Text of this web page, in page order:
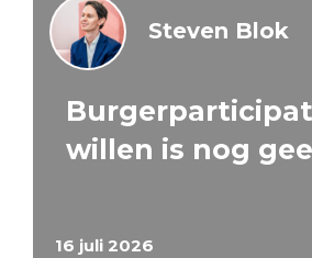
16 juli 2026
Steven Blok
willen is nog